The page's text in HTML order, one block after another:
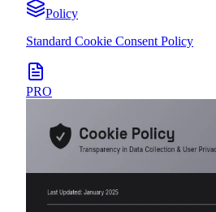
Policy
Standard Cookie Consent Policy
PRO